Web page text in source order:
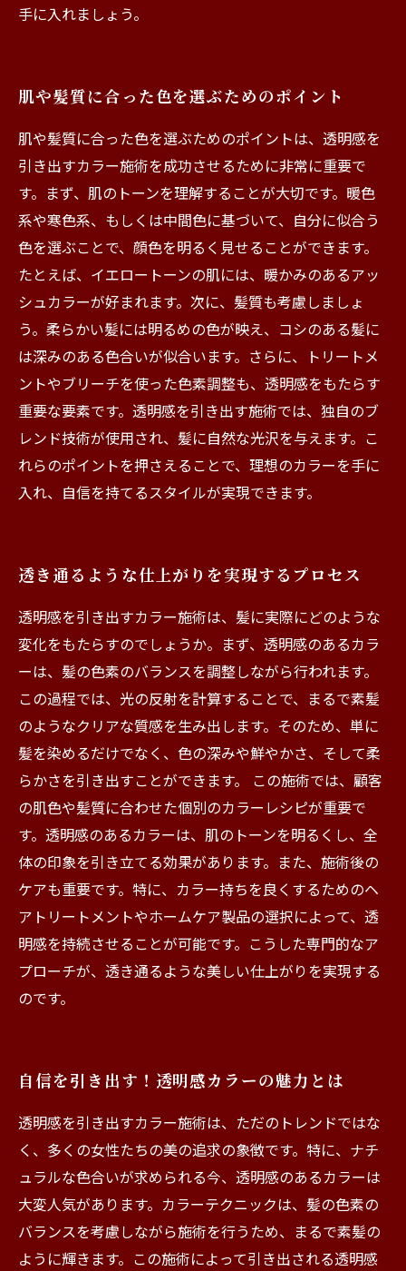
手に入れましょう。
肌や髪質に合った色を選ぶためのポイント
肌や髪質に合った色を選ぶためのポイントは、透明感を
引き出すカラー施術を成功させるために非常に重要で
す。まず、肌のトーンを理解することが大切です。暖色
系や寒色系、もしくは中間色に基づいて、自分に似合う
色を選ぶことで、顔色を明るく見せることができます。
たとえば、イエロートーンの肌には、暖かみのあるアッ
シュカラーが好まれます。次に、髪質も考慮しましょ
う。柔らかい髪には明るめの色が映え、コシのある髪に
は深みのある色合いが似合います。さらに、トリートメ
ントやブリーチを使った色素調整も、透明感をもたらす
重要な要素です。透明感を引き出す施術では、独自のブ
レンド技術が使用され、髪に自然な光沢を与えます。こ
れらのポイントを押さえることで、理想のカラーを手に
入れ、自信を持てるスタイルが実現できます。
透き通るような仕上がりを実現するプロセス
透明感を引き出すカラー施術は、髪に実際にどのような
変化をもたらすのでしょうか。まず、透明感のあるカラ
ーは、髪の色素のバランスを調整しながら行われます。
この過程では、光の反射を計算することで、まるで素髪
のようなクリアな質感を生み出します。そのため、単に
髪を染めるだけでなく、色の深みや鮮やかさ、そして柔
らかさを引き出すことができます。 この施術では、顧客
の肌色や髪質に合わせた個別のカラーレシピが重要で
す。透明感のあるカラーは、肌のトーンを明るくし、全
体の印象を引き立てる効果があります。また、施術後の
ケアも重要です。特に、カラー持ちを良くするためのヘ
アトリートメントやホームケア製品の選択によって、透
明感を持続させることが可能です。こうした専門的なア
プローチが、透き通るような美しい仕上がりを実現する
のです。
自信を引き出す！透明感カラーの魅力とは
透明感を引き出すカラー施術は、ただのトレンドではな
く、多くの女性たちの美の追求の象徴です。特に、ナチ
ュラルな色合いが求められる今、透明感のあるカラーは
大変人気があります。カラーテクニックは、髪の色素の
バランスを考慮しながら施術を行うため、まるで素髪の
ように輝きます。この施術によって引き出される透明感